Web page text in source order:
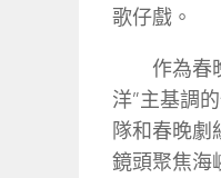
歌仔戲。
作為春
洋”主基調
隊和春晚劇
鏡頭聚焦海